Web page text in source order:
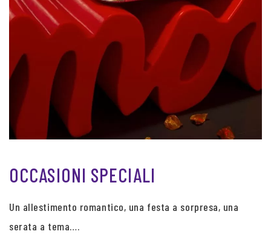
OCCASIONI SPECIALI
Un allestimento romantico, una festa a sorpresa, una
serata a tema….